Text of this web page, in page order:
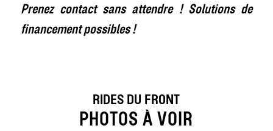
Prenez contact sans attendre ! Solutions de
financement possibles !
RIDES DU FRONT
PHOTOS À VOIR